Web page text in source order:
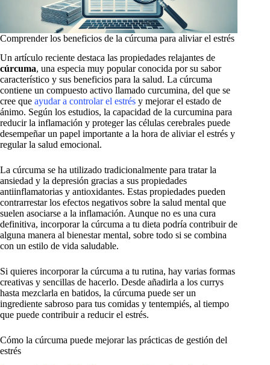
Comprender los beneficios de la cúrcuma para aliviar el estrés
Un artículo reciente destaca las propiedades relajantes de
cúrcuma, una especia muy popular conocida por su sabor
característico y sus beneficios para la salud. La cúrcuma
contiene un compuesto activo llamado curcumina, del que se
cree que ayudar a controlar el estrés y mejorar el estado de
ánimo. Según los estudios, la capacidad de la curcumina para
reducir la inflamación y proteger las células cerebrales puede
desempeñar un papel importante a la hora de aliviar el estrés y
regular la salud emocional.
La cúrcuma se ha utilizado tradicionalmente para tratar la
ansiedad y la depresión gracias a sus propiedades
antiinflamatorias y antioxidantes. Estas propiedades pueden
contrarrestar los efectos negativos sobre la salud mental que
suelen asociarse a la inflamación. Aunque no es una cura
definitiva, incorporar la cúrcuma a tu dieta podría contribuir de
alguna manera al bienestar mental, sobre todo si se combina
con un estilo de vida saludable.
Si quieres incorporar la cúrcuma a tu rutina, hay varias formas
creativas y sencillas de hacerlo. Desde añadirla a los currys
hasta mezclarla en batidos, la cúrcuma puede ser un
ingrediente sabroso para tus comidas y tentempiés, al tiempo
que puede contribuir a reducir el estrés.
Cómo la cúrcuma puede mejorar las prácticas de gestión del
estrés